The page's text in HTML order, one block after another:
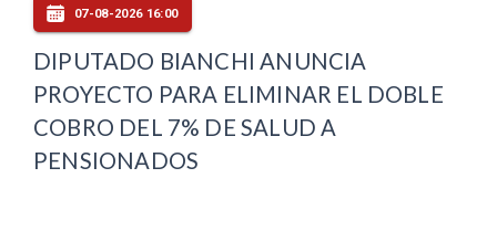
07-08-2026 16:00
DIPUTADO BIANCHI ANUNCIA
PROYECTO PARA ELIMINAR EL DOBLE
COBRO DEL 7% DE SALUD A
PENSIONADOS